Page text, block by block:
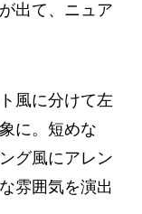
出て、ニュア
風に分けて左
に。短めな
グ風にアレン
雰囲気を演出